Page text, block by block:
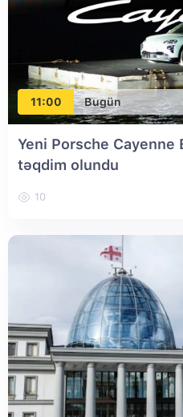
11:00 Bugün
Yeni Porsche Cayenne
təqdim olundu
10